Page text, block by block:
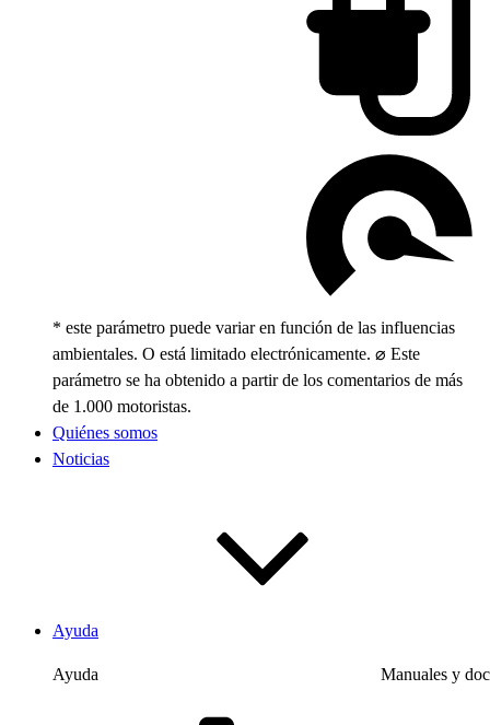
* este parámetro puede variar en función de las influencias
ambientales. O está limitado electrónicamente. ⌀ Este
parámetro se ha obtenido a partir de los comentarios de más
de 1.000 motoristas.
Quiénes somos
Noticias
Ayuda
Ayuda Manuales y